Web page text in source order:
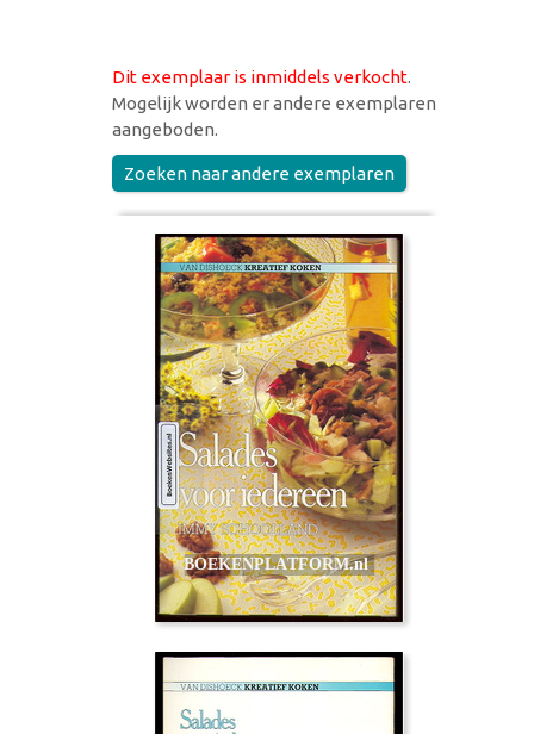
Dit exemplaar is inmiddels verkocht.
Mogelijk worden er andere exemplaren
aangeboden.
Zoeken naar andere exemplaren